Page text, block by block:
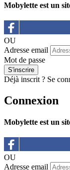
Mobylette est un
OU
Adresse email
Mot de passe
Déjà inscrit ? Se
Connexion
Mobylette est un
OU
Adresse email